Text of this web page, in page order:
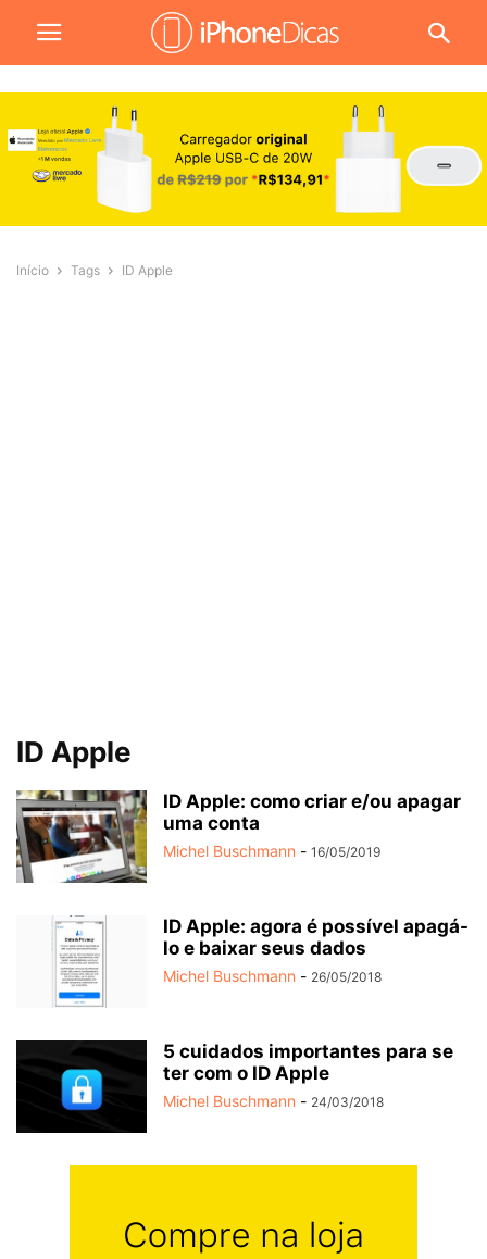
Início Tags ID Apple
ID Apple
ID Apple: como criar e/ou apagar
uma conta
Michel Buschmann - 16/05/2019
ID Apple: agora é possível apagá-
lo e baixar seus dados
Michel Buschmann - 26/05/2018
5 cuidados importantes para se
ter com o ID Apple
Michel Buschmann - 24/03/2018